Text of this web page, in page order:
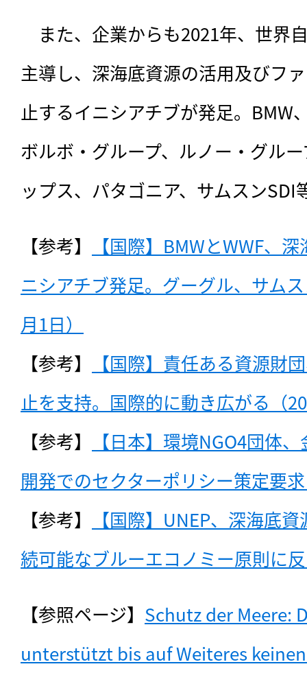
また、企業からも2021年、世界
主導し、深海底資源の活用及びフ
止するイニシアチブが発足。BMW
ボルボ・グループ、ルノー・グル
ップス、パタゴニア、サムスンSDI
【参考】
【国際】BMWとWWF、
ニシアチブ発足。グーグル、サム
月1日）
【参考】
【国際】責任ある資源財
止を支持。国際的に動き広がる（
【参考】
【日本】環境NGO4団体
開発でのセクターポリシー策定要
【参考】
【国際】UNEP、深海底
続可能なブルーエコノミー原則に
【参照ページ】 Schutz der Meere:
unterstützt bis auf Weiteres